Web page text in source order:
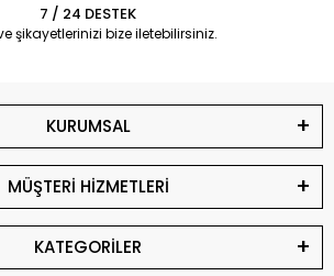
7 / 24 DESTEK
şikayetlerinizi bize iletebilirsiniz.
KURUMSAL
MÜŞTERİ HİZMETLERİ
KATEGORİLER